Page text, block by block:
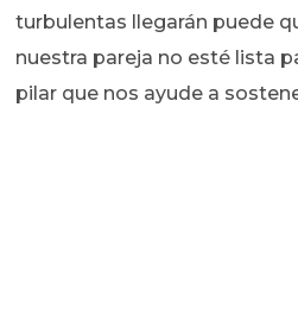
turbulentas llegarán puede
nuestra pareja no esté lista
pilar que nos ayude a